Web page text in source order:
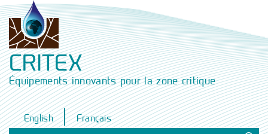
CRITEX
Équipements innovants pour la zone critique
English Français